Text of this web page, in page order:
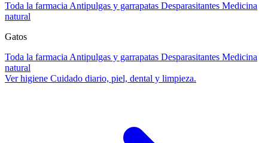
Toda la farmacia Antipulgas y garrapatas Desparasitantes Medicina
natural
Gatos
Toda la farmacia Antipulgas y garrapatas Desparasitantes Medicina
natural
Ver higiene Cuidado diario, piel, dental y limpieza.